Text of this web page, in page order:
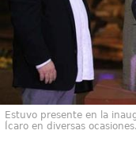
Estuvo presente en la
Ícaro en diversas